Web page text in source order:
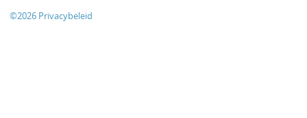
©2026 Privacybeleid